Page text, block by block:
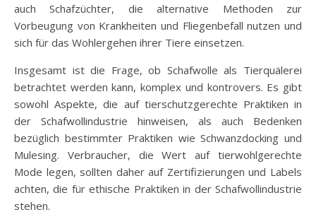
auch Schafzüchter, die alternative Methoden zur
Vorbeugung von Krankheiten und Fliegenbefall nutzen und
sich für das Wohlergehen ihrer Tiere einsetzen.
Insgesamt ist die Frage, ob Schafwolle als Tierquälerei
betrachtet werden kann, komplex und kontrovers. Es gibt
sowohl Aspekte, die auf tierschutzgerechte Praktiken in
der Schafwollindustrie hinweisen, als auch Bedenken
bezüglich bestimmter Praktiken wie Schwanzdocking und
Mulesing. Verbraucher, die Wert auf tierwohlgerechte
Mode legen, sollten daher auf Zertifizierungen und Labels
achten, die für ethische Praktiken in der Schafwollindustrie
stehen.